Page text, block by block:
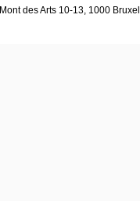
Mont des Arts 10-13, 1000